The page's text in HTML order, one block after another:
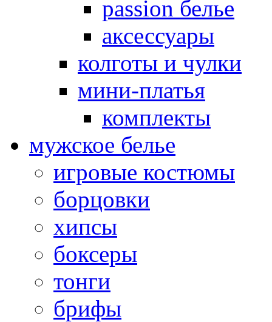
passion белье
аксессуары
колготы и чулки
мини-платья
комплекты
мужское белье
игровые костюмы
борцовки
хипсы
боксеры
тонги
брифы